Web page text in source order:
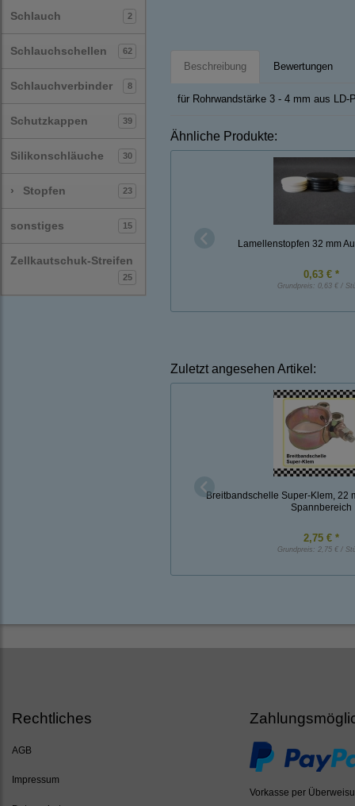
Schlauch 2
Schlauchschellen 62
Schlauchverbinder 8
Schutzkappen 39
Silikonschläuche 30
› Stopfen 23
sonstiges 15
Zellkautschuk-Streifen
25
Beschreibung Bewertungen
für Rohrwandstärke 3 - 4 mm aus LD-
Ähnliche Produkte:
Lamellenstopfen 32 mm
0,63 € *
Grundpreis: 0,63 € /
Zuletzt angesehen Artikel:
Breitbandschelle Super-Klem, 22
Spannbereich
2,75 € *
Grundpreis: 2,75 € /
Rechtliches
AGB
Impressum
Vorkasse per